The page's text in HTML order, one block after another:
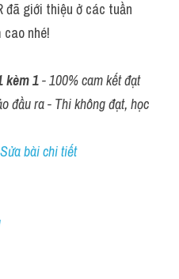
đã giới thiệu ở các tuần
nhé!
kèm 1 - 100% cam kết đạt
đầu ra - Thi không đạt, học
bài chi tiết